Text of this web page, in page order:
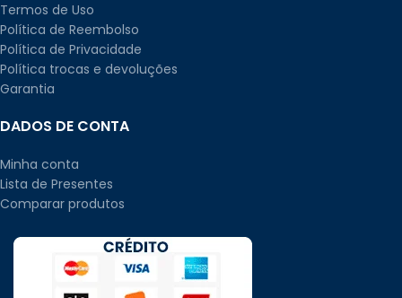
Termos de Uso
Política de Reembolso
Política de Privacidade
Política trocas e devoluções
Garantia
DADOS DE CONTA
Minha conta
Lista de Presentes
Comparar produtos